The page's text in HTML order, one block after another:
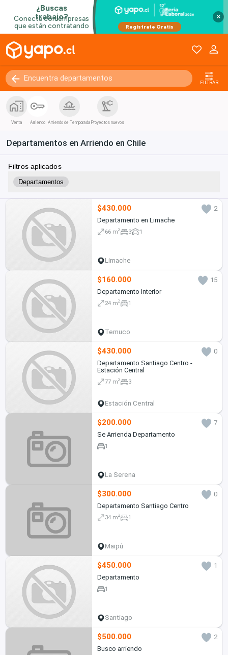
×
FILTRAR
Venta Arriendo Arriendo de Temporada Proyectos nuevos
Departamentos en Arriendo en Chile
Filtros aplicados
Departamentos
$430.000
2
Departamento en Limache
66 m2 3 1
Limache
$160.000
15
Departamento Interior
24 m2 1
Temuco
$430.000
0
Departamento Santiago Centro -
Estación Central
77 m2 3
Estación Central
$200.000
7
Se Arrienda Departamento
1
La Serena
$300.000
0
Departamento Santiago Centro
34 m2 1
Maipú
$450.000
1
Departamento
1
Santiago
$500.000
2
Busco arriendo